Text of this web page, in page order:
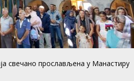
свечано прослављена у Манастиру